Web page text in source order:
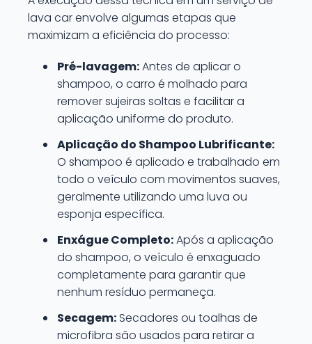
lava car envolve algumas etapas que
maximizam a eficiência do processo:
Pré-lavagem:Antes de aplicar o
shampoo, o carro é molhado para
remover sujeiras soltas e facilitar a
aplicação uniforme do produto.
Aplicação do Shampoo Lubrificante:
O shampoo é aplicado e trabalhado em
todo o veículo com movimentos suaves,
geralmente utilizando uma luva ou
esponja específica.
Enxágue Completo:Após a aplicação
do shampoo, o veículo é enxaguado
completamente para garantir que
nenhum resíduo permaneça.
Secagem: Secadores ou toalhas de
microfibra são usados para retirar a